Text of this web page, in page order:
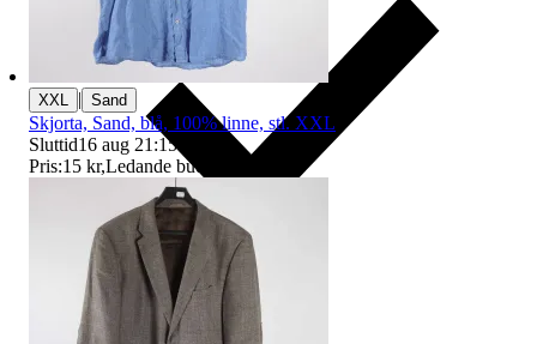
XXL | Sand
Skjorta, Sand, blå, 100% linne, stl. XXL
Sluttid16 aug 21:15
Pris:15 kr,Ledande bud